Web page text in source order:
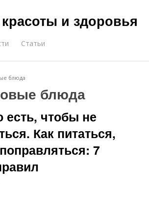
и здоровья
Статьи
блюда
блюда
есть, чтобы не
Как питаться,
7